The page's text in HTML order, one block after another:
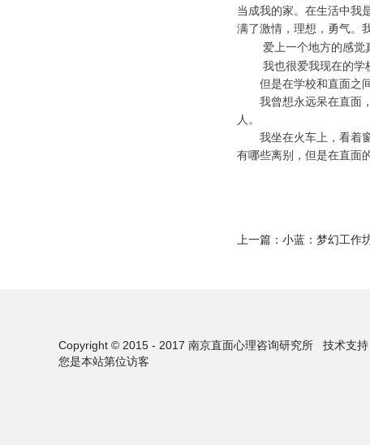
当成我的家。在生活中我
满了激情，理想，勇气。
爱上一个地方的感觉真
我也很爱我现在的学校
但是在学校和直面之间
我曾想永远呆在直面，
人。
我坐在火车上，看着窗
有哪些离别，但是在直面
上一篇： 小蓝：梦幻工作
Copyright © 2015 - 2017 南京直面心理咨询研究所 技术支
您是本站第位访客